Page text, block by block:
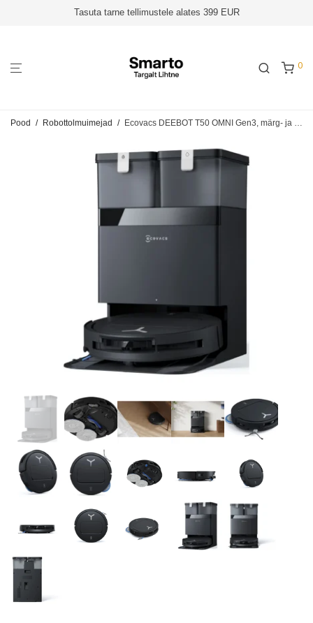
Tasuta tarne tellimustele alates 399 EUR
0
Pood / Robottolmuimejad / Ecovacs DEEBOT T50 OMNI Gen3, märg- ja kuivpesu – Robottolmuimeja